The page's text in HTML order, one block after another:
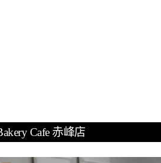
Cafe 赤峰店